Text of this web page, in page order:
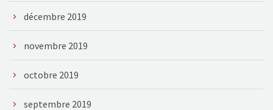
décembre 2019
novembre 2019
octobre 2019
septembre 2019